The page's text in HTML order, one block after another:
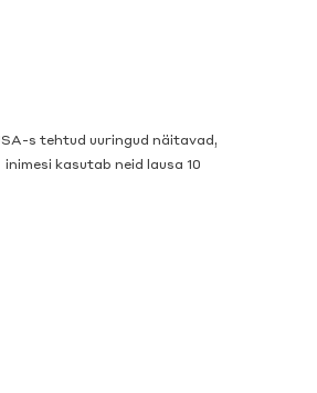
s tehtud uuringud näitavad,
kasutab neid lausa 10